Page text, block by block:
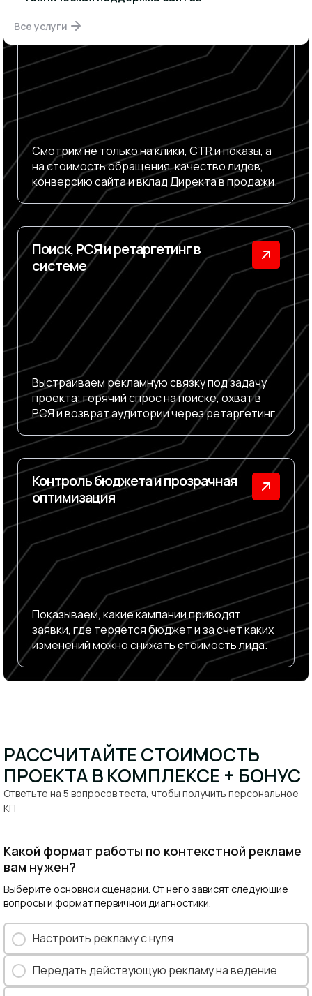
Все услугиРеклама с фокусом на заявки
Смотрим не только на клики, CTR и показы, а
на стоимость обращения, качество лидов,
конверсию сайта и вклад Директа в продажи.
Поиск, РСЯ и ретаргетинг в
системе
Выстраиваем рекламную связку под задачу
проекта: горячий спрос на поиске, охват в
РСЯ и возврат аудитории через ретаргетинг.
Контроль бюджета и прозрачная
оптимизация
Показываем, какие кампании приводят
заявки, где теряется бюджет и за счет каких
изменений можно снижать стоимость лида.
РАССЧИТАЙТЕ СТОИМОСТЬ
ПРОЕКТА В КОМПЛЕКСЕ + БОНУС​
Ответьте на 5 вопросов теста, чтобы получить персональное
КП​
Какой формат работы по контекстной рекламе
вам нужен?
Выберите основной сценарий. От него зависят следующие
вопросы и формат первичной диагностики.
Настроить рекламу с нуля
Передать действующую рекламу на ведение